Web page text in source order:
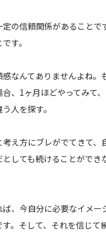
の信頼関係があることで
す。
なんてありませんよね。
合、1ヶ月ほどやってみて
人を探す。
え方にブレがでてきて、
しても続けることができ
、今自分に必要なイメー
。そして、それを信じて